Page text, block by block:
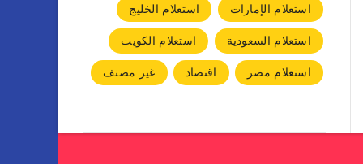
استعلام الإمارات
استعلام الخليج
استعلام السعودية
استعلام الكويت
استعلام مصر
اقتصاد غير مصنف